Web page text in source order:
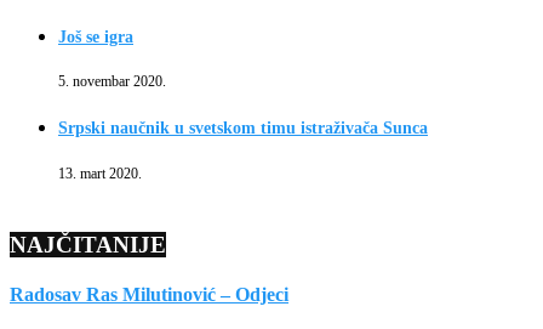
Još se igra
5. novembar 2020.
Srpski naučnik u svetskom timu istraživača Sunca
13. mart 2020.
NAJČITANIJE
Radosav Ras Milutinović – Odjeci